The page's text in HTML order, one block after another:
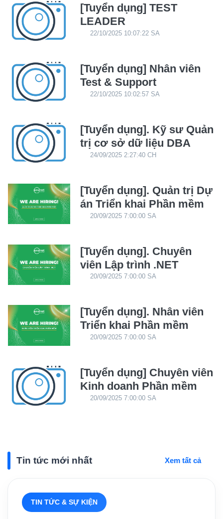
[Tuyển dụng] TEST
LEADER
22/10/2025 10:07:22 SA
[Tuyển dụng] Nhân viên
Test & Support
22/10/2025 10:02:57 SA
[Tuyển dụng]. Kỹ sư Quản
trị cơ sở dữ liệu DBA
24/09/2025 2:27:40 CH
[Tuyển dụng]. Quản trị Dự
án Triển khai Phần mềm
20/09/2025 7:00:00 SA
[Tuyển dụng]. Chuyên
viên Lập trình .NET
20/09/2025 7:00:00 SA
[Tuyển dụng]. Nhân viên
Triển khai Phần mềm
20/09/2025 7:00:00 SA
[Tuyển dụng] Chuyên viên
Kinh doanh Phần mềm
20/09/2025 7:00:00 SA
Tin tức mới nhất Xem tất cả
TIN TỨC & SỰ KIỆN